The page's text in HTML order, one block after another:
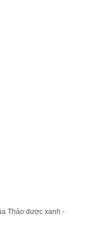
Thảo dược xanh -